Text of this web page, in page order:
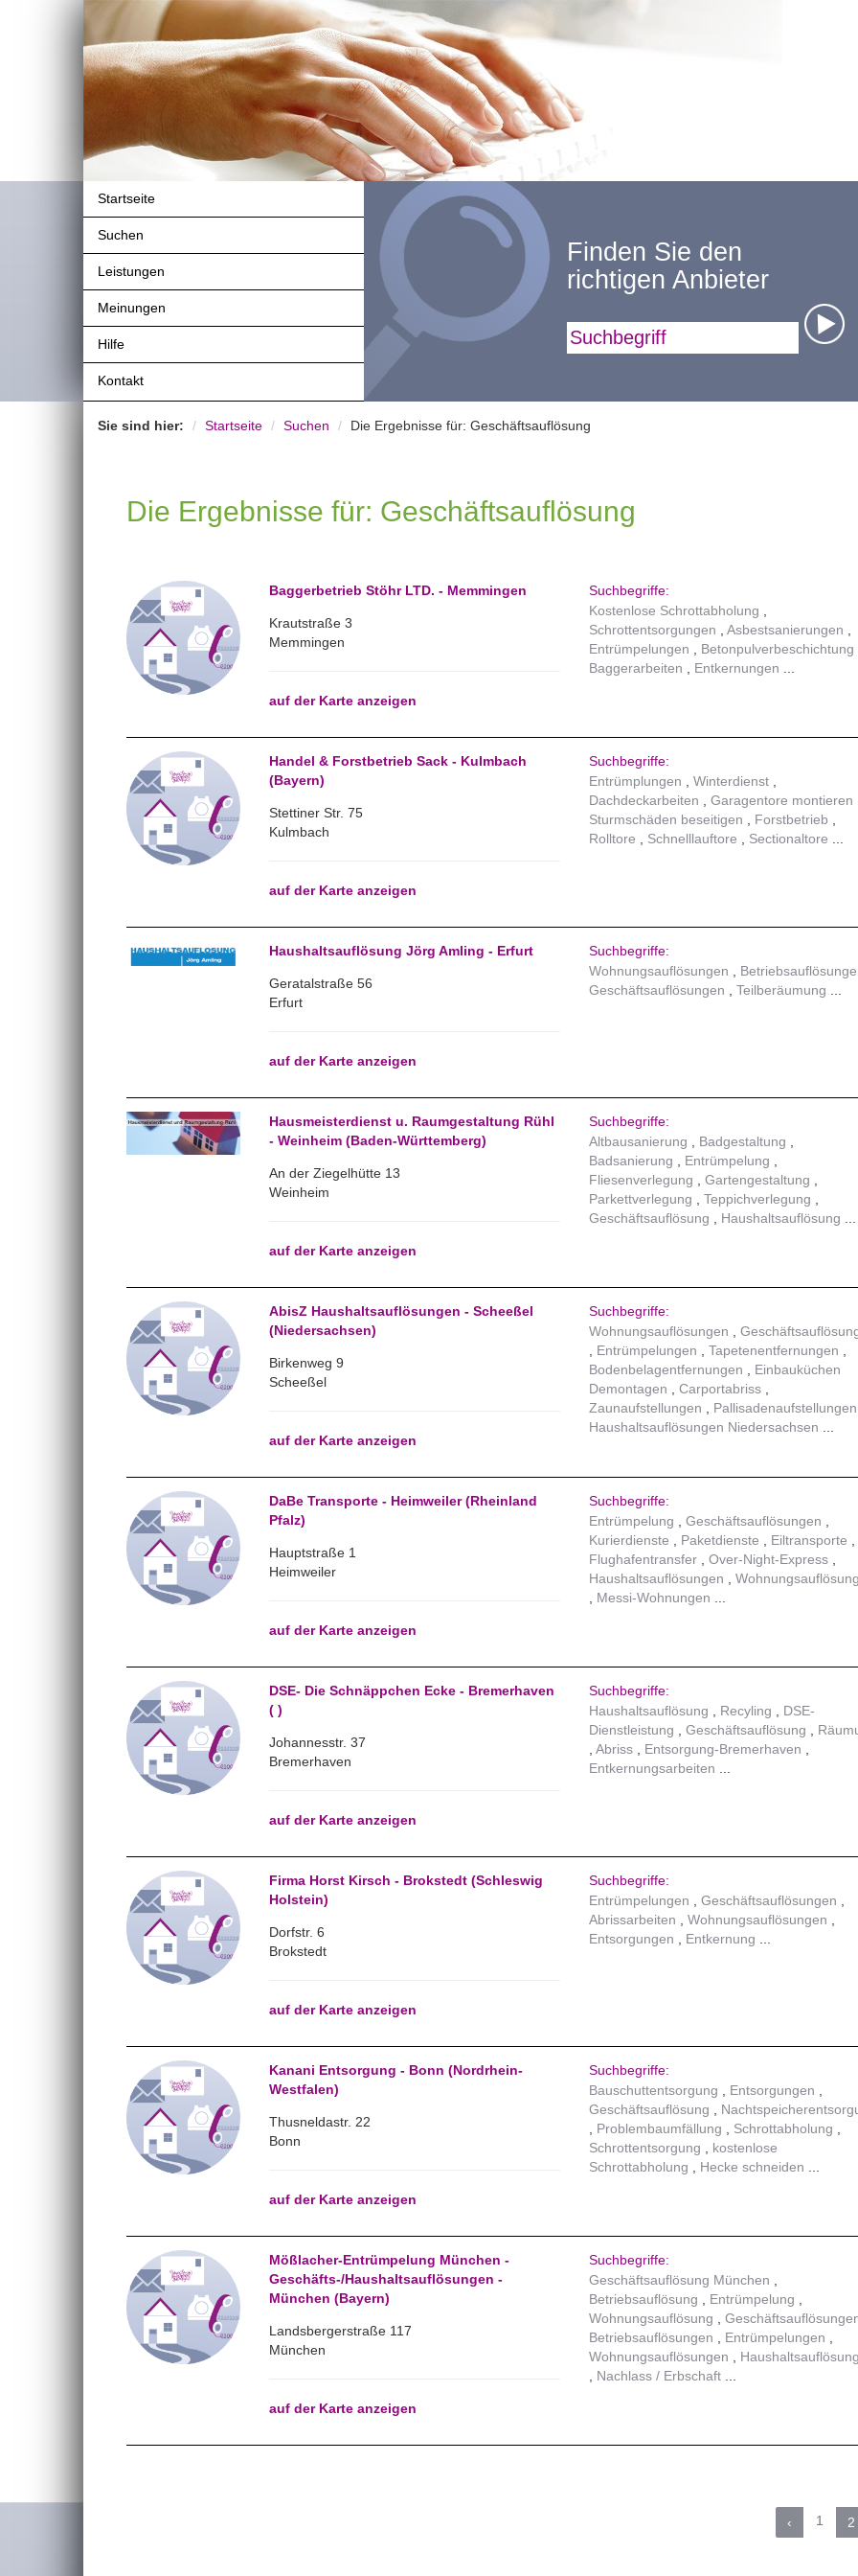
Startseite
Suchen
Leistungen
Meinungen
Hilfe
Kontakt
Finden Sie den
richtigen Anbieter
Sie sind hier: Startseite Suchen Die Ergebnisse für: Geschäftsauflösung
Die Ergebnisse für: Geschäftsauflösung
Baggerbetrieb Stöhr LTD. - Memmingen
Krautstraße 3
Memmingen
auf der Karte anzeigen
Suchbegriffe:
Kostenlose Schrottabholung
Schrottentsorgungen
Asbestsanierungen
Entrümpelungen
Betonpulverbeschichtung
Baggerarbeiten
Entkernungen
Handel & Forstbetrieb Sack - Kulmbach
(Bayern)
Stettiner Str. 75
Kulmbach
auf der Karte anzeigen
Suchbegriffe:
Entrümplungen
Winterdienst
Dachdeckarbeiten
Garagentore montieren
Sturmschäden beseitigen
Forstbetrieb
Rolltore
Schnelllauftore Sectionaltore
Haushaltsauflösung Jörg Amling - Erfurt
Geratalstraße 56
Erfurt
auf der Karte anzeigen
Suchbegriffe:
Wohnungsauflösungen
Geschäftsauflösungen
Teilberäumung
Hausmeisterdienst u. Raumgestaltung Rühl
- Weinheim (Baden-Württemberg)
An der Ziegelhütte 13
Weinheim
auf der Karte anzeigen
Suchbegriffe:
Altbausanierung
Badgestaltung
Badsanierung
Entrümpelung
Fliesenverlegung
Gartengestaltung
Parkettverlegung
Teppichverlegung
Geschäftsauflösung
Haushaltsauflösung
AbisZ Haushaltsauflösungen - Scheeßel
(Niedersachsen)
Birkenweg 9
Scheeßel
auf der Karte anzeigen
Suchbegriffe:
Wohnungsauflösungen
Entrümpelungen
Tapetenentfernungen
Bodenbelagentfernungen
Einbauküchen
Demontagen
Carportabriss
Zaunaufstellungen
Pallisadenaufstellungen
Haushaltsauflösungen Niedersachsen
DaBe Transporte - Heimweiler (Rheinland
Pfalz)
Hauptstraße 1
Heimweiler
auf der Karte anzeigen
Suchbegriffe:
Entrümpelung
Geschäftsauflösungen
Kurierdienste
Paketdienste
Eiltransporte
Flughafentransfer
Over-Night-Express
Haushaltsauflösungen
Messi-Wohnungen
DSE- Die Schnäppchen Ecke - Bremerhaven
( )
Johannesstr. 37
Bremerhaven
auf der Karte anzeigen
Suchbegriffe:
Haushaltsauflösung
Recyling
DSE-
Dienstleistung
Geschäftsauflösung
Abriss
Entsorgung-Bremerhaven
Entkernungsarbeiten
Firma Horst Kirsch - Brokstedt (Schleswig
Holstein)
Dorfstr. 6
Brokstedt
auf der Karte anzeigen
Suchbegriffe:
Entrümpelungen
Geschäftsauflösungen
Abrissarbeiten
Wohnungsauflösungen
Entsorgungen
Entkernung
Kanani Entsorgung - Bonn (Nordrhein-
Westfalen)
Thusneldastr. 22
Bonn
auf der Karte anzeigen
Suchbegriffe:
Bauschuttentsorgung
Entsorgungen
Geschäftsauflösung
Problembaumfällung
Schrottabholung
Schrottentsorgung
kostenlose
Schrottabholung
Hecke schneiden
Mößlacher-Entrümpelung München -
Geschäfts-/Haushaltsauflösungen -
München (Bayern)
Landsbergerstraße 117
München
auf der Karte anzeigen
Suchbegriffe:
Geschäftsauflösung München
Betriebsauflösung
Entrümpelung
Wohnungsauflösung
Betriebsauflösungen
Entrümpelungen
Wohnungsauflösungen
Nachlass / Erbschaft
‹ 1 2